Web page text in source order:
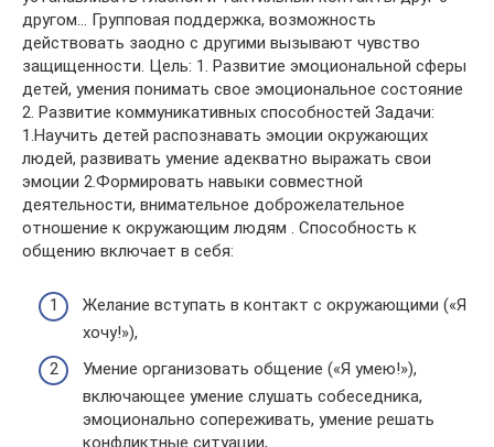
другом… Групповая поддержка, возможность
действовать заодно с другими вызывают чувство
защищенности. Цель: 1. Развитие эмоциональной сферы
детей, умения понимать свое эмоциональное состояние
2. Развитие коммуникативных способностей Задачи:
1.Научить детей распознавать эмоции окружающих
людей, развивать умение адекватно выражать свои
эмоции 2.Формировать навыки совместной
деятельности, внимательное доброжелательное
отношение к окружающим людям . Способность к
общению включает в себя:
Желание вступать в контакт с окружающими («Я
хочу!»),
Умение организовать общение («Я умею!»),
включающее умение слушать собеседника,
эмоционально сопереживать, умение решать
конфликтные ситуации,